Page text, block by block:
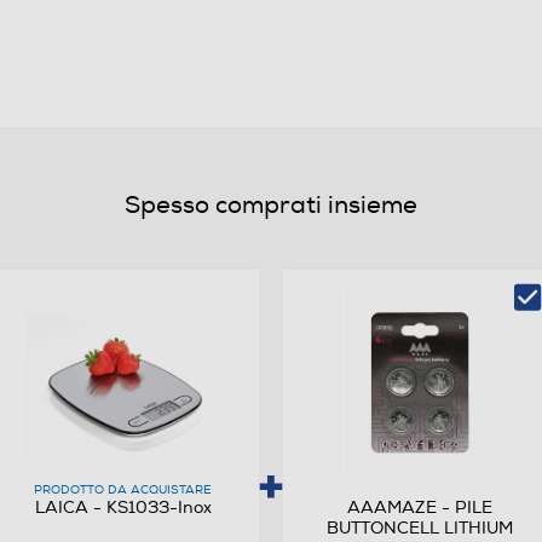
Spesso comprati insieme
PRODOTTO DA ACQUISTARE
LAICA - KS1033-Inox
AAAMAZE - PILE
BUTTONCELL LITHIUM